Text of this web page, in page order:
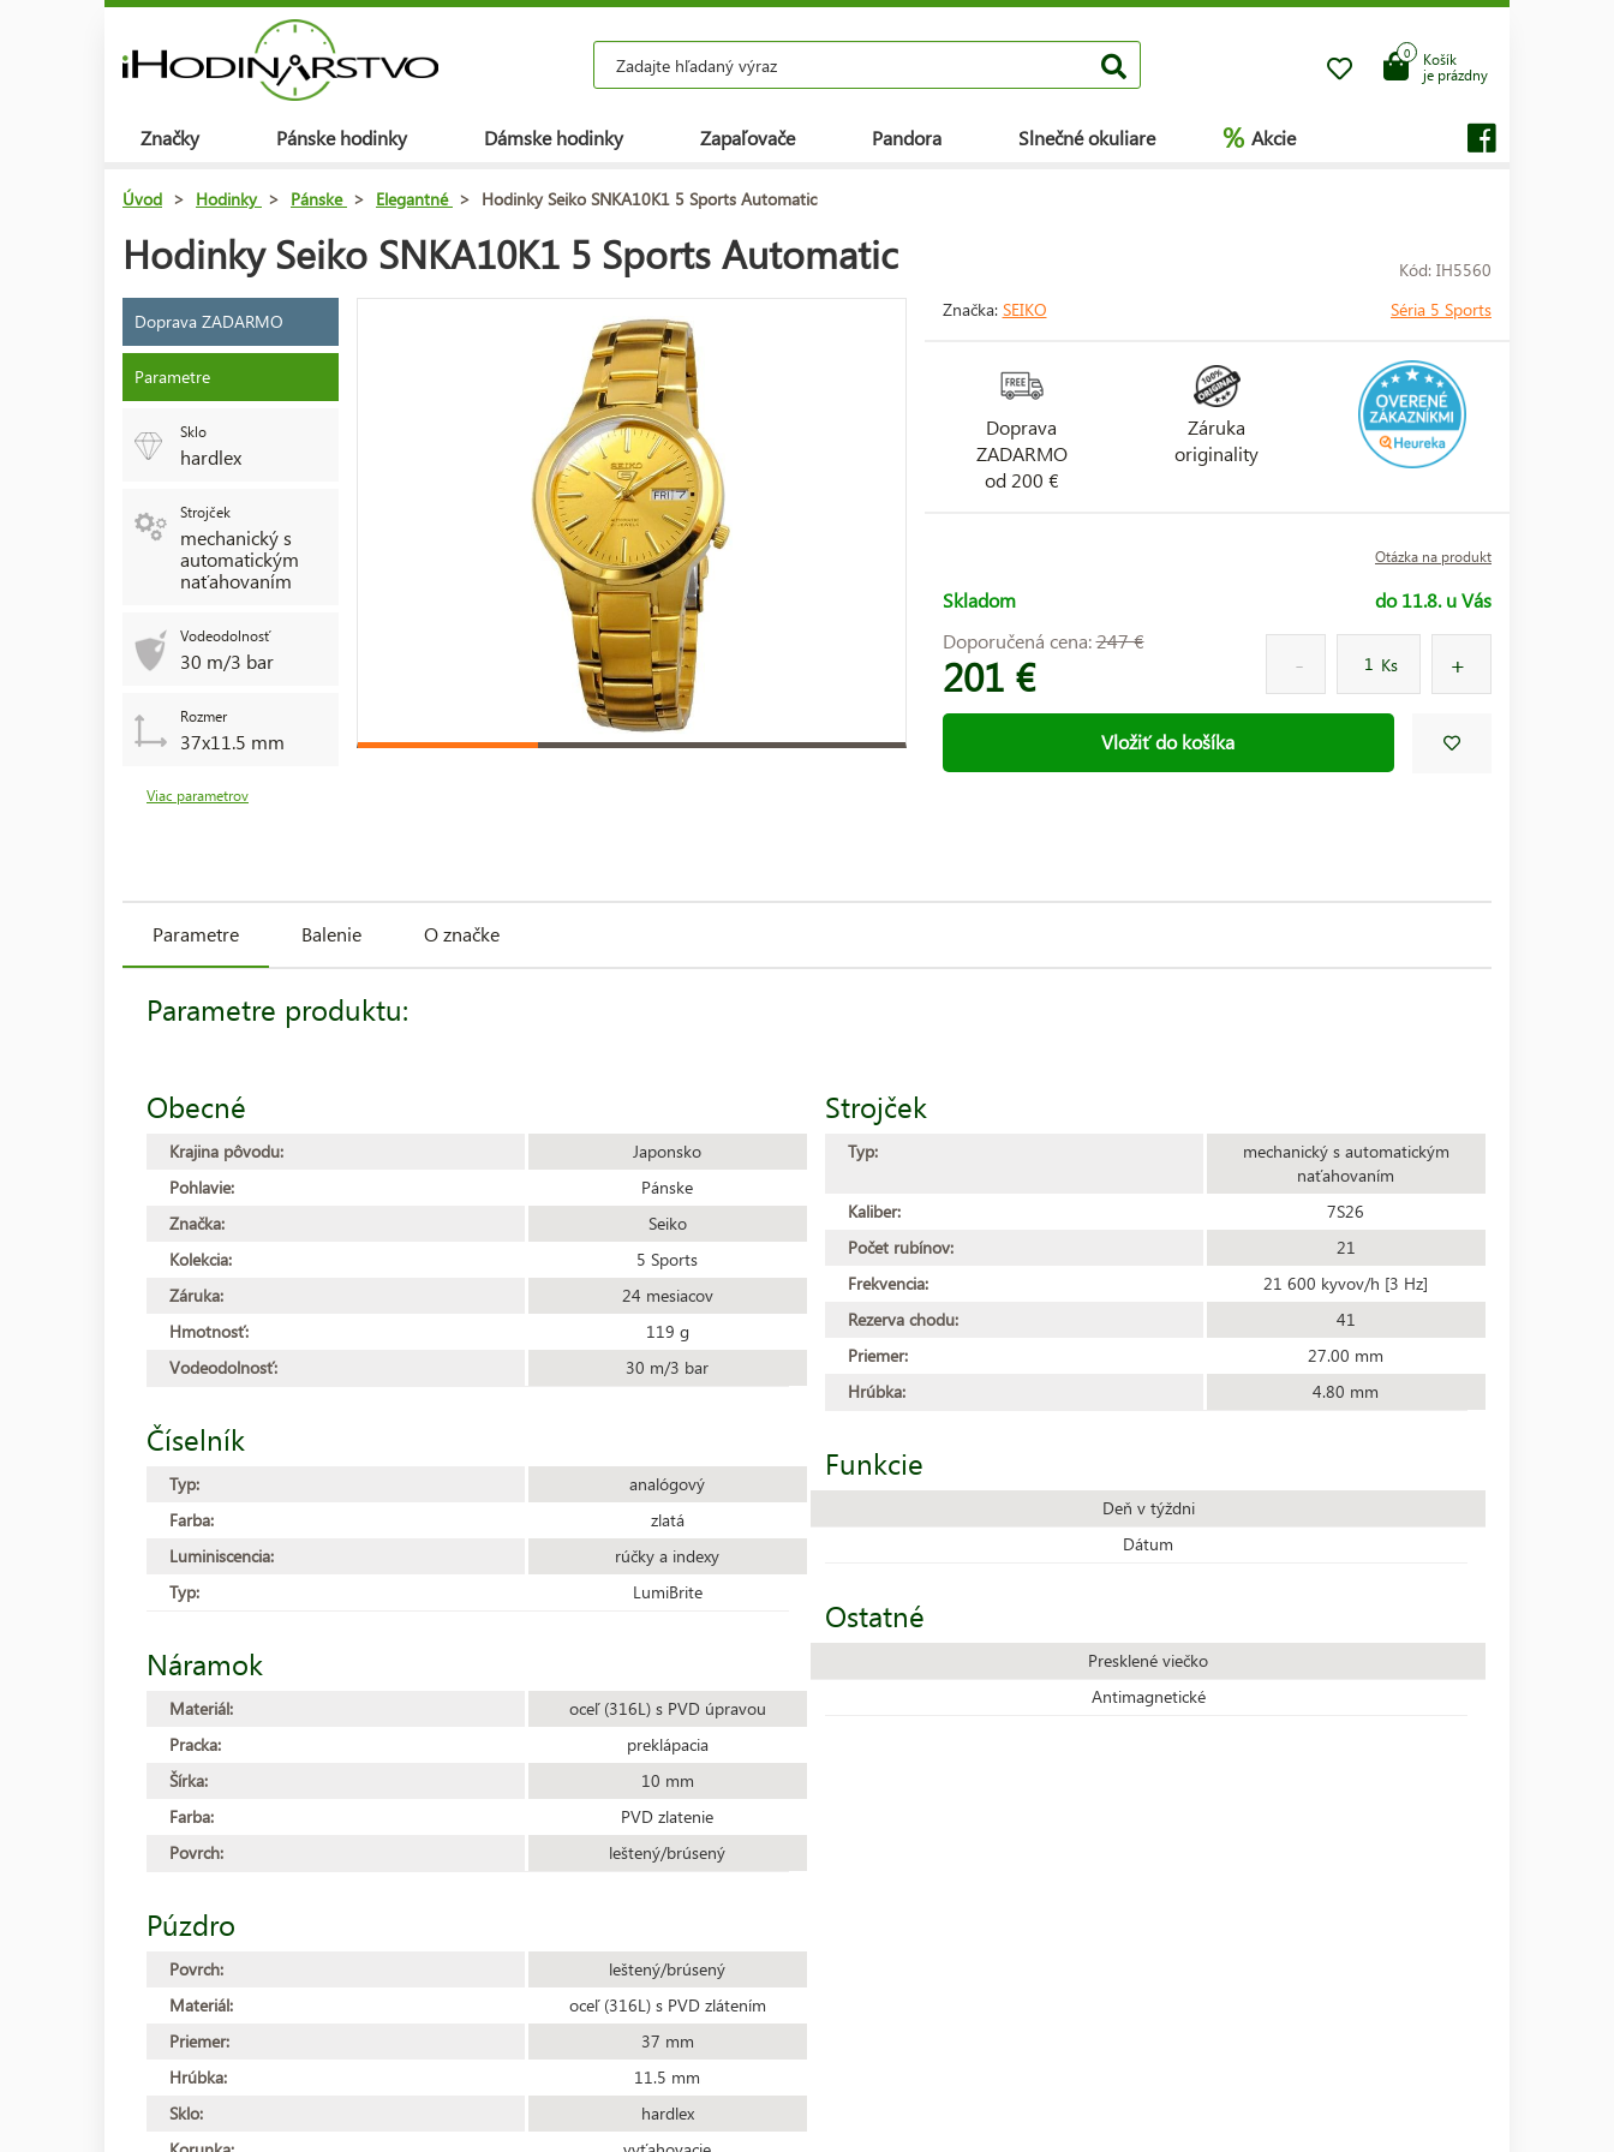
Košík
je prázdny
0
Značky Pánske hodinky Dámske hodinky Zapaľovače Pandora Slnečné okuliare % Akcie
Úvod > Hodinky > Pánske > Elegantné > Hodinky Seiko SNKA10K1 5 Sports Automatic
Hodinky Seiko SNKA10K1 5 Sports Automatic Kód: IH5560
Doprava ZADARMO
Parametre
Sklo
hardlex
Strojček
mechanický s
automatickým
naťahovaním
Vodeodolnosť
30 m/3 bar
Rozmer
37x11.5 mm
Viac parametrov
Značka: SEIKO Séria 5 Sports
Doprava
ZADARMO
od 200 €
Záruka
originality
Otázka na produkt
Skladom
do 11.8. u Vás
Doporučená cena:247 €
201 € Ks
Vložiť do košíka
Parametre Balenie O značke
Parametre produktu:
Obecné
Krajina pôvodu:
Japonsko
Pohlavie:
Pánske
Značka:
Seiko
Kolekcia:
5 Sports
Záruka:
24 mesiacov
Hmotnosť:
119 g
Vodeodolnosť:
30 m/3 bar
Číselník
Typ:
analógový
Farba:
zlatá
Luminiscencia:
rúčky a indexy
Typ:
LumiBrite
Náramok
Materiál:
oceľ (316L) s PVD úpravou
Pracka:
preklápacia
Šírka:
10 mm
Farba:
PVD zlatenie
Povrch:
leštený/brúsený
Púzdro
Povrch:
leštený/brúsený
Materiál:
oceľ (316L) s PVD zlátením
Priemer:
37 mm
Hrúbka:
11.5 mm
Sklo:
hardlex
Strojček
Typ:
mechanický s automatickým
naťahovaním
Kaliber:
7S26
Počet rubínov:
21
Frekvencia:
21 600 kyvov/h [3 Hz]
Rezerva chodu:
41
Priemer:
27.00 mm
Hrúbka:
4.80 mm
Funkcie
Deň v týždni
Dátum
Ostatné
Presklené viečko
Antimagnetické